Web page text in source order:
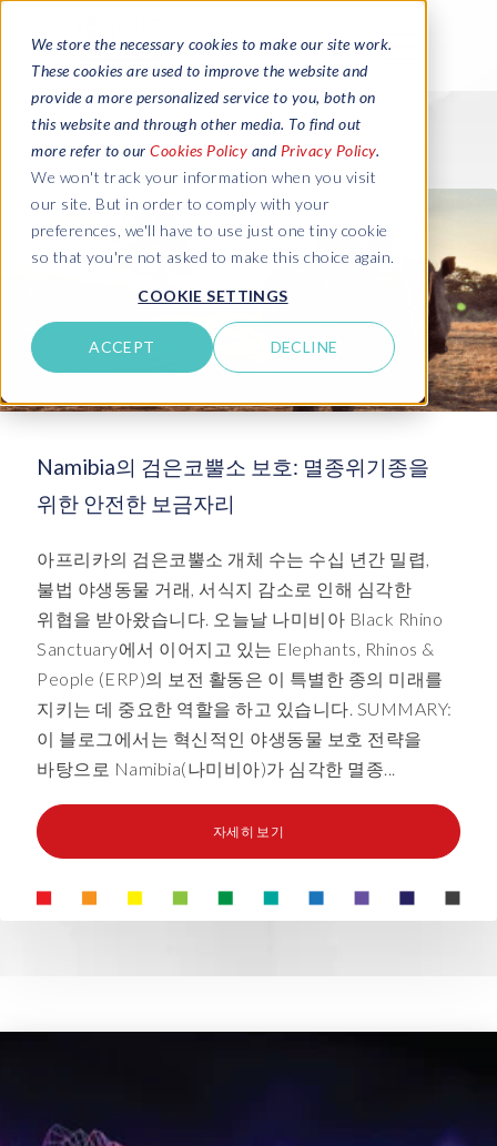
We store the necessary cookies to make our site work.
These cookies are used to improve the website and
provide a more personalized service to you, both on
this website and through other media. To find out
more refer to our Cookies Policy and Privacy Policy.
We won't track your information when you visit
our site. But in order to comply with your
preferences, we'll have to use just one tiny cookie
so that you're not asked to make this choice again.
COOKIE SETTINGS
ACCEPT DECLINE
Namibia의 검은코뿔소 보호: 멸종위기종을
위한 안전한 보금자리
아프리카의 검은코뿔소 개체 수는 수십 년간 밀렵,
불법 야생동물 거래, 서식지 감소로 인해 심각한
위협을 받아왔습니다. 오늘날 나미비아 Black Rhino
Sanctuary에서 이어지고 있는 Elephants, Rhinos &
People (ERP)의 보전 활동은 이 특별한 종의 미래를
지키는 데 중요한 역할을 하고 있습니다. SUMMARY:
이 블로그에서는 혁신적인 야생동물 보호 전략을
바탕으로 Namibia(나미비아)가 심각한 멸종...
자세히 보기